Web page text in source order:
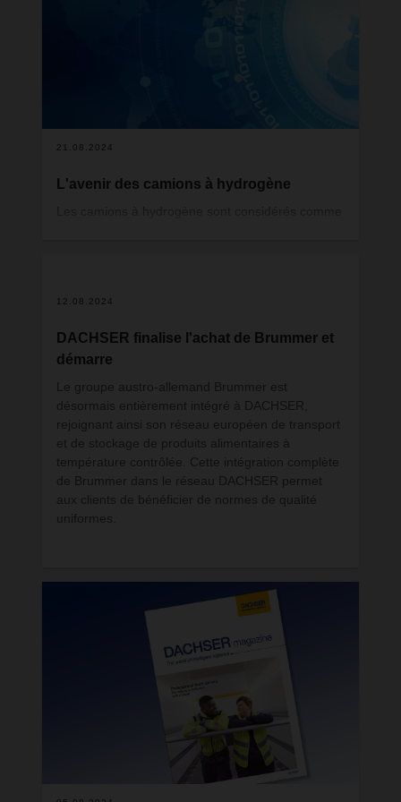
21.08.2024
L'avenir des camions à hydrogène
et économiques doivent encore être résolues.
12.08.2024
DACHSER finalise l'achat de Brummer et
démarre
Le groupe austro-allemand Brummer est
désormais entièrement intégré à DACHSER,
rejoignant ainsi son réseau européen de transport
et de stockage de produits alimentaires à
température contrôlée. Cette intégration complète
de Brummer dans le réseau DACHSER permet
aux clients de bénéficier de normes de qualité
uniformes.